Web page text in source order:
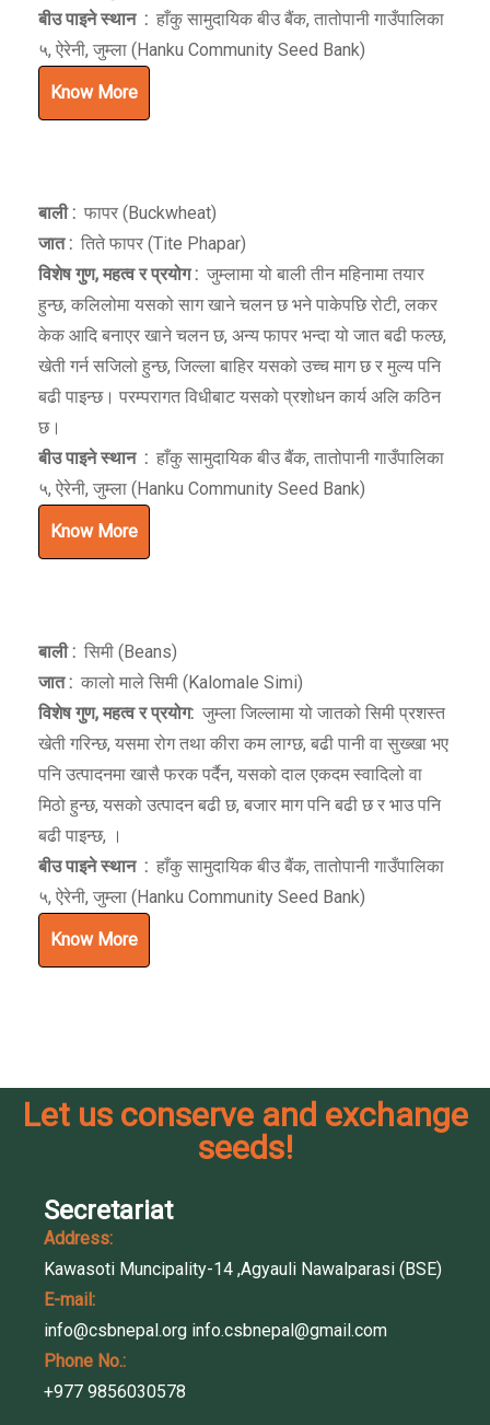
बीउ पाइने स्थान : हाँकु सामुदायिक बीउ बैंक, तातोपानी गाउँपालिका
५, ऐरेनी, जुम्ला (Hanku Community Seed Bank)
Know More
बाली : फापर (Buckwheat)
जात : तिते फापर (Tite Phapar)
विशेष गुण,महत्व र प्रयोग : जुम्लामा यो बाली तीन महिनामा तयार
हुन्छ, कलिलोमा यसको साग खाने चलन छ भने पाकेपछि रोटी, लकर
केक आदि बनाएर खाने चलन छ, अन्य फापर भन्दा यो जात बढी फल्छ,
खेती गर्न सजिलो हुन्छ, जिल्ला बाहिर यसको उच्च माग छ र मुल्य पनि
बढी पाइन्छ। परम्परागत विधीबाट यसको प्रशोधन कार्य अलि कठिन
छ।
बीउ पाइने स्थान: हाँकु सामुदायिक बीउ बैंक, तातोपानी गाउँपालिका
५, ऐरेनी, जुम्ला (Hanku Community Seed Bank)
Know More
बाली : सिमी (Beans)
जात : कालो माले सिमी (Kalomale Simi)
विशेष गुण,महत्व र प्रयोग: जुम्ला जिल्लामा यो जातको सिमी प्रशस्त
खेती गरिन्छ, यसमा रोग तथा कीरा कम लाग्छ, बढी पानी वा सुख्खा भए
पनि उत्पादनमा खासै फरक पर्दैन, यसको दाल एकदम स्वादिलो वा
मिठो हुन्छ, यसको उत्पादन बढी छ, बजार माग पनि बढी छ र भाउ पनि
बढी पाइन्छ, ।
बीउ पाइने स्थान: हाँकु सामुदायिक बीउ बैंक, तातोपानी गाउँपालिका
५, ऐरेनी, जुम्ला (Hanku Community Seed Bank)
Know More
Let us conserve and exchange
seeds!
Secretariat
Address:
Kawasoti Muncipality-14 ,Agyauli Nawalparasi (BSE)
E-mail:
info@csbnepal.org info.csbnepal@gmail.com
Phone No.:
+977 9856030578